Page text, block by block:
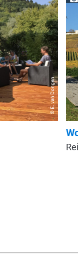
© E. van Dongen